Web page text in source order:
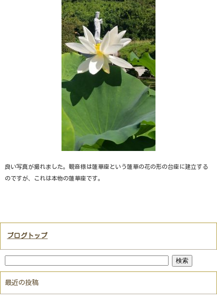
良い写真が撮れました。観音様は蓮華座という蓮華の花の形の台座に建立する
のですが、これは本物の蓮華座です。
ブログトップ
最近の投稿